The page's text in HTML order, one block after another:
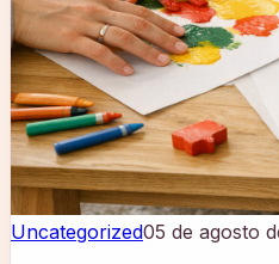
Uncategorized05 de agosto